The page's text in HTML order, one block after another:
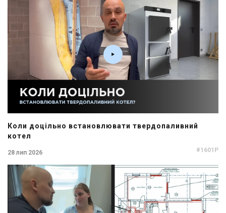
Коли доцільно встановлювати твердопаливний
котел
28 лип 2026 #1601P